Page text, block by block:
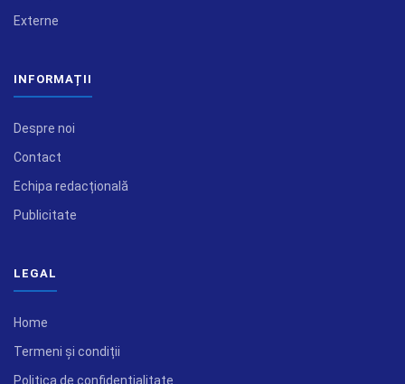
Externe
INFORMAȚII
Despre noi
Contact
Echipa redacțională
Publicitate
LEGAL
Home
Termeni și condiții
Politica de confidențialitate